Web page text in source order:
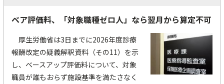
ベア評価料、「対象職種ゼロ人」なら翌月から算定不可
厚生労働省は3日までに2026年度診療
報酬改定の疑義解釈資料（その11）を示
し、ベースアップ評価料について、対象
職員が誰もおらず施設基準を満たさなく